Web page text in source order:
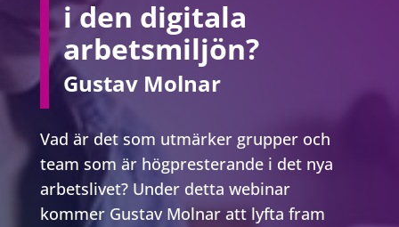
i den digitala
arbetsmiljön?
Gustav Molnar
Vad är det som utmärker grupper och
team som är högpresterande i det nya
arbetslivet? Under detta webinar
kommer Gustav Molnar att lyfta fram